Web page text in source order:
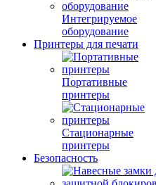
Интегрируемое
оборудование
Принтеры для печати
Портативные
принтеры
Стационарные
принтеры
Безопасность